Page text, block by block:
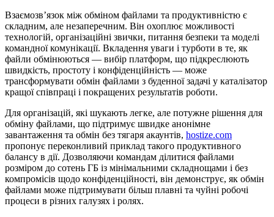
Взаємозв’язок між обміном файлами та продуктивністю є
складним, але незаперечним. Він охоплює можливості
технологій, організаційні звички, питання безпеки та моделі
командної комунікації. Вкладення уваги і турботи в те, як
файли обмінюються — вибір платформ, що підкреслюють
швидкість, простоту і конфіденційність — може
трансформувати обмін файлами з буденної задачі у каталізатор
кращої співпраці і покращених результатів роботи.
Для організацій, які шукають легке, але потужне рішення для
обміну файлами, що підтримує швидке анонімне
завантаження та обмін без тягаря акаунтів, hostize.com
пропонує переконливий приклад такого продуктивного
балансу в дії. Дозволяючи командам ділитися файлами
розміром до сотень ГБ із мінімальними складнощами і без
компромісів щодо конфіденційності, він демонструє, як обмін
файлами може підтримувати більш плавні та чуйні робочі
процеси в різних галузях і ролях.